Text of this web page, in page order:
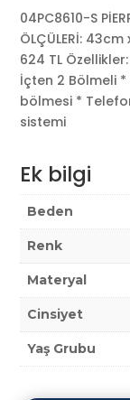
04PC8610-S
ÖLÇÜLERİ: 43cm
624 TL
İçten 2 Bölmeli
bölmesi *
sistemi
Ek bilgi
Beden
Renk
Materyal
Cinsiyet
Yaş Grubu